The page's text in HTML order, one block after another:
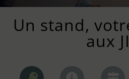
Un stand,
aux